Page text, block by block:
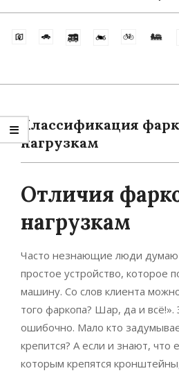
навигационное
Классификация
нагрузкам
Отличия
нагрузкам
Часто незнающие люди
простое устройство, которое
машину. Со слов клиента
того фаркопа? Шар, да и
ошибочно. Мало кто
крепится? А если и знают, что
которым крепятся